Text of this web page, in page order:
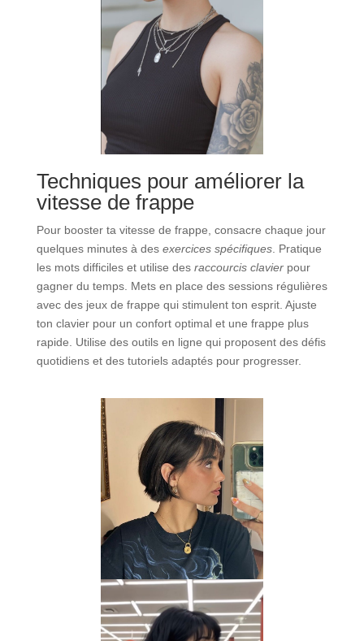
Techniques pour améliorer la
vitesse de frappe
Pour booster ta vitesse de frappe, consacre chaque jour
quelques minutes à des exercices spécifiques. Pratique
les mots difficiles et utilise des raccourcis clavierpour
gagner du temps. Mets en place des sessions régulières
avec des jeux de frappe qui stimulent ton esprit. Ajuste
ton clavier pour un confort optimal et une frappe plus
rapide. Utilise des outils en ligne qui proposent des défis
quotidiens et des tutoriels adaptés pour progresser.